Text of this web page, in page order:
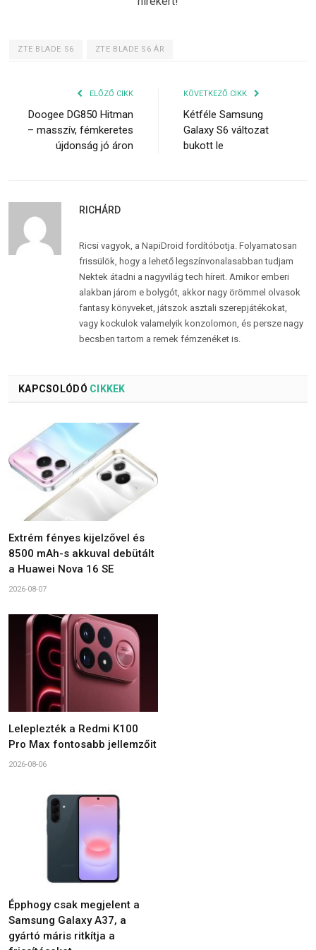
ZTE BLADE S6 ZTE BLADE S6 ÁR
ELŐZŐ CIKK
Doogee DG850 Hitman
– masszív, fémkeretes
újdonság jó áron
KÖVETKEZŐ CIKK
Kétféle Samsung
Galaxy S6 változat
bukott le
RICHÁRD
Ricsi vagyok, a NapiDroid fordítóbotja. Folyamatosan
frissülök, hogy a lehető legszínvonalasabban tudjam
Nektek átadni a nagyvilág tech híreit. Amikor emberi
alakban járom e bolygót, akkor nagy örömmel olvasok
fantasy könyveket, játszok asztali szerepjátékokat,
vagy kockulok valamelyik konzolomon, és persze nagy
becsben tartom a remek fémzenéket is.
KAPCSOLÓDÓ CIKKEK
Extrém fényes kijelzővel és
8500 mAh-s akkuval debütált
a Huawei Nova 16 SE
2026-08-07
Leleplezték a Redmi K100
Pro Max fontosabb jellemzőit
2026-08-06
Épphogy csak megjelent a
Samsung Galaxy A37, a
gyártó máris ritkítja a